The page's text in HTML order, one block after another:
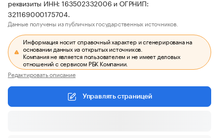
реквизиты ИНН: 163502332006 и ОГРНИП:
321169000175704.
Данные получены из публичных государственных источников.
Информация носит справочный характер и сгенерирована на
основании данных из открытых источников.
Компания не является пользователем и не имеет деловых
отношений с сервисом РБК Компании.
Редактировать описание
Управлять страницей